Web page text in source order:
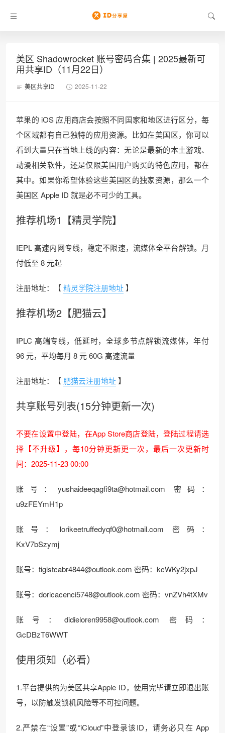
美区 Shadowrocket 账号密码合集 | 2025最新可
用共享ID（11月22日）
美区共享ID 2025-11-22
苹果的 iOS 应用商店会按照不同国家和地区进行区分，每
个区域都有自己独特的应用资源。比如在美国区，你可以
看到大量只在当地上线的内容：无论是最新的本土游戏、
动漫相关软件，还是仅限美国用户购买的特色应用，都在
其中。如果你希望体验这些美国区的独家资源，那么一个
美国区 Apple ID 就是必不可少的工具。
推荐机场1【精灵学院】
IEPL 高速内网专线，稳定不限速，流媒体全平台解锁。月
付低至 8 元起
注册地址：【精灵学院注册地址】
推荐机场2【肥猫云】
IPLC 高端专线，低延时，全球多节点解锁流媒体，年付
96 元，平均每月 8 元 60G 高速流量
注册地址：【 肥猫云注册地址】
共享账号列表(15分钟更新一次)
不要在设置中登陆，在App Store商店登陆，登陆过程请选
择【不升级】，每10分钟更新更一次，最后一次更新时
间：2025-11-23 00:00
账号： yushaideeqagfi9ta@hotmail.com 密码：
u9zFEYmH1p
账号： lorikeetruffedyqf0@hotmail.com 密码：
KxV7bSzymj
账号： tigistcabr4844@outlook.com 密码：kcWKy2jxpJ
账号： doricacenci5748@outlook.com 密码：vnZVh4tXMv
账号： didieloren9958@outlook.com 密码：
GcDBzT6WWT
使用须知（必看）
1.平台提供的为美区共享Apple ID，使用完毕请立即退出账
号，以防触发锁机风险等不可控问题。
2.严禁在“设置”或“iCloud”中登录该ID，请务必只在 App